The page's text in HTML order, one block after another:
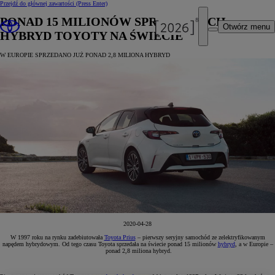
Przejdź do głównej zawartości (Press Enter)
Otwórz menu
PONAD 15 MILIONÓW SPRZEDANYCH
HYBRYD TOYOTY NA ŚWIECIE
W EUROPIE SPRZEDANO JUŻ PONAD 2,8 MILIONA HYBRYD
2020-04-28
W 1997 roku na rynku zadebiutowała Toyota Prius– pierwszy seryjny samochód ze zelektryfikowanym
napędem hybrydowym. Od tego czasu Toyota sprzedała na świecie ponad 15 milionów hybryd, a w Europie –
ponad 2,8 miliona hybryd.